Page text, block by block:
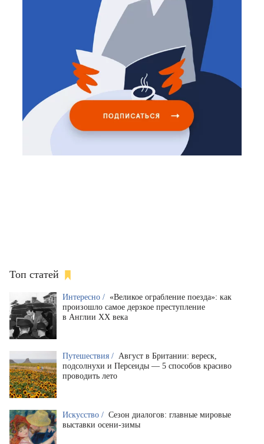
Топ статей
Интересно / «Великое ограбление поезда»: как
произошло самое дерзкое преступление
в Англии XX века
Путешествия / Август в Британии: вереск,
подсолнухи и Персеиды — 5 способов красиво
проводить лето
Искусство / Сезон диалогов: главные мировые
выставки осени-зимы